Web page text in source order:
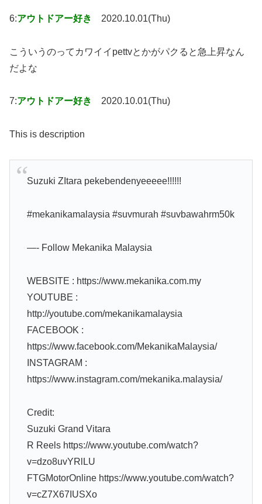
6:アウトドアー好き 2020.10.01(Thu)
こういうのってカワイイpettvとかがパクると急上昇なん
だよな
7:アウトドアー好き 2020.10.01(Thu)
This is description
Suzuki ZItara pekebendenyeeeee!!!!!!
#mekanikamalaysia #suvmurah #suvbawahrm50k
—- Follow Mekanika Malaysia
WEBSITE : https://www.mekanika.com.my
YOUTUBE :
http://youtube.com/mekanikamalaysia
FACEBOOK :
https://www.facebook.com/MekanikaMalaysia/
INSTAGRAM :
https://www.instagram.com/mekanika.malaysia/
Credit:
Suzuki Grand Vitara
R Reels https://www.youtube.com/watch?
v=dzo8uvYRlLU
FTGMotorOnline https://www.youtube.com/watch?
v=cZ7X67IUSXo